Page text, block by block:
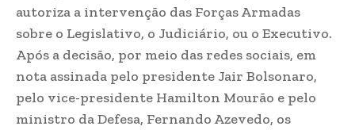
autoriza a intervenção das Forças Armadas
sobre o Legislativo, o Judiciário, ou o Executivo.
Após a decisão, por meio das redes sociais, em
nota assinada pelo presidente Jair Bolsonaro,
pelo vice-presidente Hamilton Mourão e pelo
ministro da Defesa, Fernando Azevedo, os